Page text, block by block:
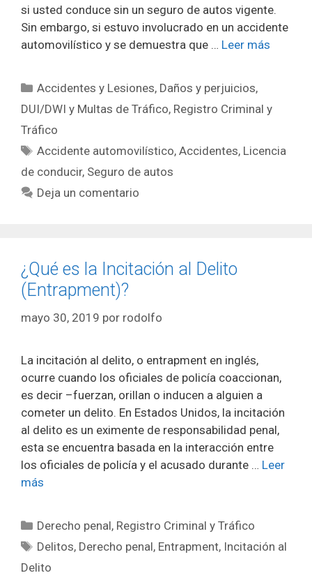
si usted conduce sin un seguro de autos vigente.
Sin embargo, si estuvo involucrado en un accidente
automovilístico y se demuestra que … Leer más
Categorías
Accidentes y Lesiones, Daños y perjuicios,
DUI/DWI y Multas de Tráfico, Registro Criminal y
Tráfico
Etiquetas
Accidente automovilístico,Accidentes, Licencia
de conducir, Seguro de autos
Deja un comentario
¿Qué es la Incitación al Delito
(Entrapment)?
mayo 30, 2019 por rodolfo
La incitación al delito, o entrapment en inglés,
ocurre cuando los oficiales de policía coaccionan,
es decir –fuerzan, orillan o inducen a alguien a
cometer un delito. En Estados Unidos, la incitación
al delito es un eximente de responsabilidad penal,
esta se encuentra basada en la interacción entre
los oficiales de policía y el acusado durante … Leer
más
Categorías
Derecho penal, Registro Criminal y Tráfico
Etiquetas
Delitos, Derecho penal, Entrapment, Incitación al
Delito